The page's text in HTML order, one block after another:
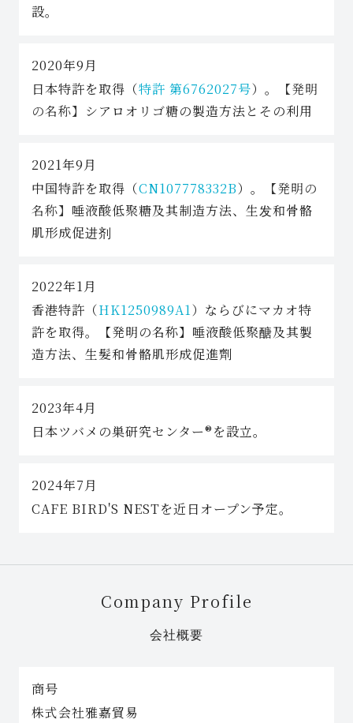
設。
2020年9月
日本特許を取得（特許 第6762027号）。
【発明
の名称】 シアロオリゴ糖の製造方法とその利用
2021年9月
中国特許を取得（CN107778332B）。
【発明の
名称】 唾液酸低聚糖及其制造方法、生发和骨骼
肌形成促进剂
2022年1月
香港特許（HK1250989A1）ならびにマカオ特
許を取得。【発明の名称】唾液酸低聚醣及其製
造方法、生髮和骨骼肌形成促進劑
2023年4月
日本ツバメの巣研究センター®を設立。
2024年7月
CAFE BIRD'S NESTを近日オープン予定。
Company Profile
会社概要
商号
株式会社雅嘉貿易